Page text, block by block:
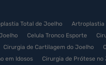
Total de Joelho Artroplastia
Celula Tronco Esporte
Cirurgia de Cartilagem do Joelho
em Idosos Cirurgia de Prótese no